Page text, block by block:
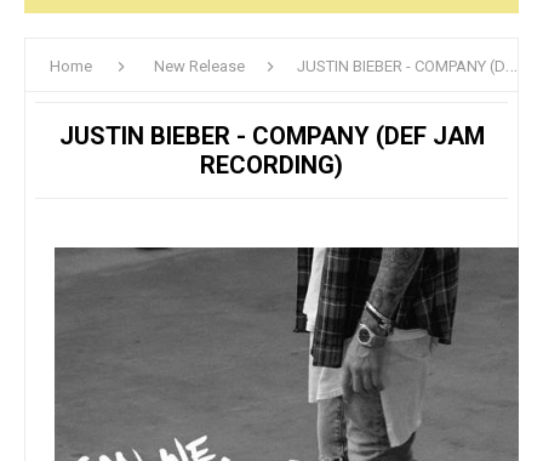
Home New Release JUSTIN BIEBER - COMPANY (Def Jam Recording)
JUSTIN BIEBER - COMPANY (DEF JAM
RECORDING)